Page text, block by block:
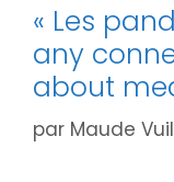
« Les
any
about
par Maude